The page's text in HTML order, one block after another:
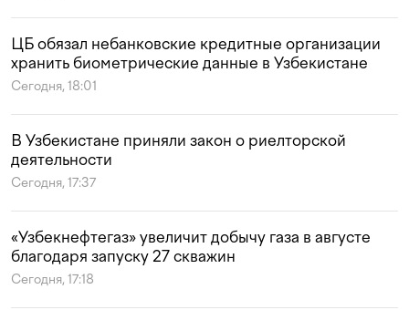
ЦБ обязал небанковские кредитные организации
хранить биометрические данные в Узбекистане
Сегодня, 18:01
В Узбекистане приняли закон о риелторской
деятельности
Сегодня, 17:37
«Узбекнефтегаз» увеличит добычу газа в августе
благодаря запуску 27 скважин
Сегодня, 17:18